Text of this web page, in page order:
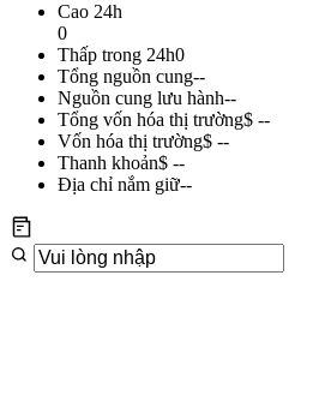
Cao 24h
0
Thấp trong 24h0
Tổng nguồn cung--
Nguồn cung lưu hành--
Tổng vốn hóa thị trường$ --
Vốn hóa thị trường$ --
Thanh khoản$ --
Địa chỉ nắm giữ--